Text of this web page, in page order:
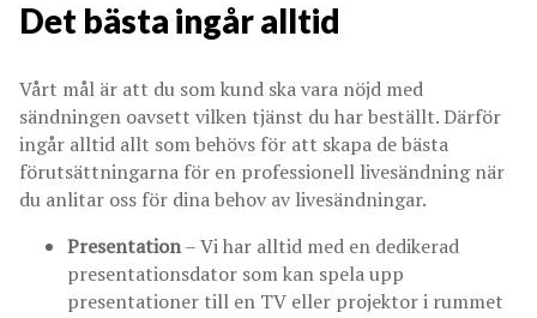
Det bästa ingår alltid
Vårt mål är att du som kund ska vara nöjd med
sändningen oavsett vilken tjänst du har beställt. Därför
ingår alltid allt som behövs för att skapa de bästa
förutsättningarna för en professionell livesändning när
du anlitar oss för dina behov av livesändningar.
Presentation– Vi har alltid med en dedikerad
presentationsdator som kan spela upp
presentationer till en TV eller projektor i rummet